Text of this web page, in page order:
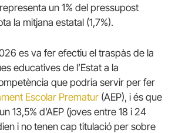
un 1% del pressupost
la mitjana estatal (1,7%).
es va fer efectiu el traspàs de la
educatives de l’Estat a la
que podria servir per fer
Escolar Prematur (AEP), i és que
13,5% d’AEP (joves entre 18 i 24
i no tenen cap titulació per sobre